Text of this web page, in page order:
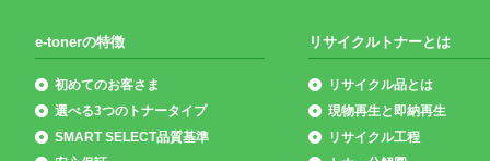
e-tonerの特徴
初めてのお客さま
選べる3つのトナータイプ
SMART SELECT品質基準
リサイクルトナーとは
リサイクル品とは
現物再生と即納再生
リサイクル工程